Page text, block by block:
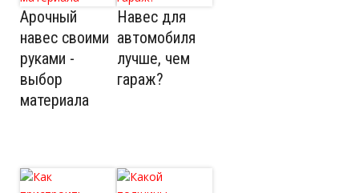
Арочный
навес своими
руками -
выбор
материала
Навес для
автомобиля
лучше, чем
гараж?